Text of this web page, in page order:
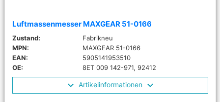
Luftmassenmesser MAXGEAR 51-0166
Zustand:
Fabrikneu
MPN:
MAXGEAR 51-0166
EAN:
5905141953510
OE:
8ET 009 142-971, 92412
Artikelinformationen